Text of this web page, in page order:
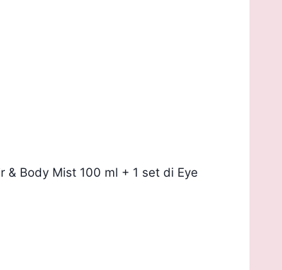
& Body Mist 100 ml + 1 set di Eye